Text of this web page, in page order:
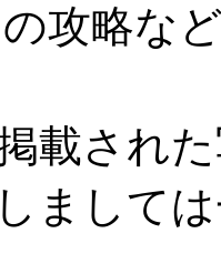
攻略な
載され
まして